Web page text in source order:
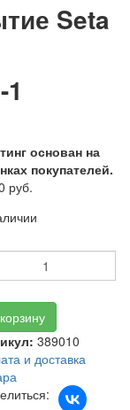
Seta
основан на
покупателей.
руб.
389010
и доставка